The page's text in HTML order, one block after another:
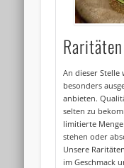
Raritäten
An dieser
besonders
anbieten.
selten zu
limitierte
stehen oder
Unsere
im Geschmack